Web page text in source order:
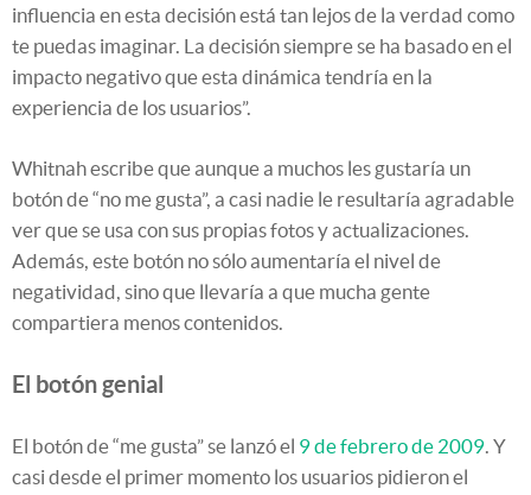
influencia en esta decisión está tan lejos de la verdad como
te puedas imaginar. La decisión siempre se ha basado en el
impacto negativo que esta dinámica tendría en la
experiencia de los usuarios”.
Whitnah escribe que aunque a muchos les gustaría un
botón de “no me gusta”, a casi nadie le resultaría agradable
ver que se usa con sus propias fotos y actualizaciones.
Además, este botón no sólo aumentaría el nivel de
negatividad, sino que llevaría a que mucha gente
compartiera menos contenidos.
El botón genial
El botón de “me gusta” se lanzó el 9 de febrero de 2009. Y
casi desde el primer momento los usuarios pidieron el